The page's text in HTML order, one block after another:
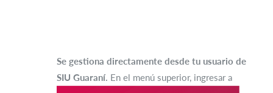
Se gestiona directamente desde tu usuario de
SIU Guaraní. En el menú superior, ingresar a